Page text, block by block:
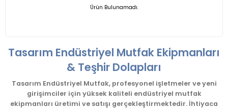
Ürün Bulunamadı.
Tasarım Endüstriyel Mutfak Ekipmanları
& Teşhir Dolapları
Tasarım Endüstriyel Mutfak, profesyonel işletmeler ve yeni
girişimciler için yüksek kaliteli endüstriyel mutfak
ekipmanları üretimi ve satışı gerçekleştirmektedir. İhtiyaca